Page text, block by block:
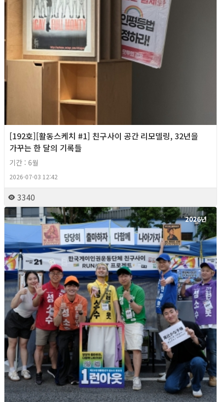
[192호][활동스케치 #1] 친구사이 공간 리모델링, 32년을
가꾸는 한 달의 기록들
기간 : 6월
2026-07-03 12:42
3340
2026년